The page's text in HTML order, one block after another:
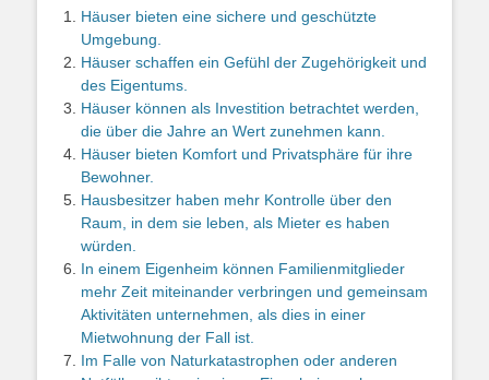
Häuser bieten eine sichere und geschützte
Umgebung.
Häuser schaffen ein Gefühl der Zugehörigkeit und
des Eigentums.
Häuser können als Investition betrachtet werden,
die über die Jahre an Wert zunehmen kann.
Häuser bieten Komfort und Privatsphäre für ihre
Bewohner.
Hausbesitzer haben mehr Kontrolle über den
Raum, in dem sie leben, als Mieter es haben
würden.
In einem Eigenheim können Familienmitglieder
mehr Zeit miteinander verbringen und gemeinsam
Aktivitäten unternehmen, als dies in einer
Mietwohnung der Fall ist.
Im Falle von Naturkatastrophen oder anderen